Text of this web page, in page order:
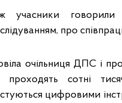
учасники
про
очільниця ДПС і
сотні
цифровими